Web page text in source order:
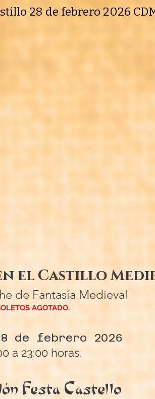
28 de febrero 2026
el Castillo
de Fantasía Medieval
AGOTADO.
de febrero 2026
a 23:00 horas.
Festa Castello